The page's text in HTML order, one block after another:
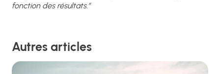
fonction des résultats.”
Autres articles